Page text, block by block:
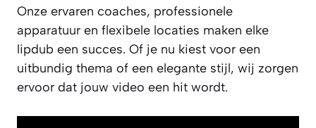
Onze ervaren coaches, professionele
apparatuur en flexibele locaties maken elke
lipdub een succes. Of je nu kiest voor een
uitbundig thema of een elegante stijl, wij zorgen
ervoor dat jouw video een hit wordt.